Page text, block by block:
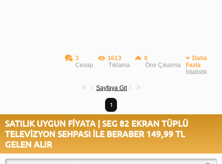
3
Cevap
1613
Tıklama
0
Öne Çıkarma
Daha
Fazla
İstatistik
Sayfaya Git
1
SATILIK UYGUN FİYATA | SEG 82 EKRAN TÜPLÜ
TELEVİZYON SEHPASI İLE BERABER 149,99 TL
GELEN ALIR